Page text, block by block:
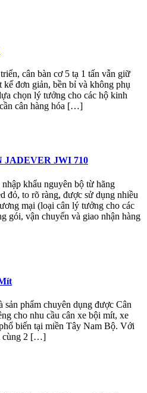
cân bàn cơ 5 tạ 1 tấn vẫn giữ
đơn giản, bền bỉ và không phụ
chọn lý tưởng cho các hộ kinh
cân hàng hóa […]
JWI 710
khẩu nguyên bộ từ hãng
đỏ, to rõ ràng, được sử dụng nhiều
mại (loại cân lý tưởng cho các
gói, vận chuyển và giao nhận hàng
sản phẩm chuyên dụng được Cân
cho nhu cầu cân xe bội mít, xe
biến tại miền Tây Nam Bộ. Với
cùng 2 […]